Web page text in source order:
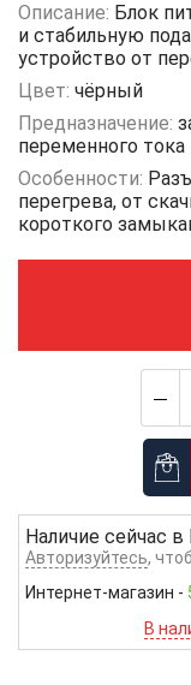
Описание: Блок
и стабильную
устройство от
Цвет: чёрный
Предназначение:
переменного тока
Особенности:
перегрева, от
короткого
Наличие сейчас в
Авторизуйтесь,
Интернет-магазин -
В